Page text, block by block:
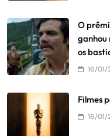
O
ganhou
os
16/01/
Filmes
16/01/